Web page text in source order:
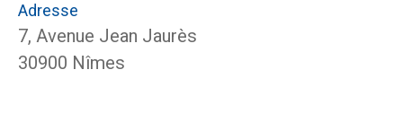
Adresse
7, Avenue Jean Jaurès
30900 Nîmes